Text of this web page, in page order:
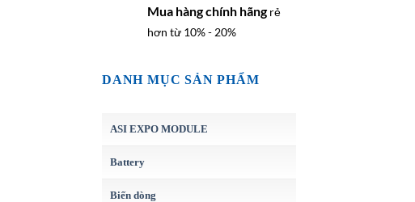
Mua hàng chính hãng rẻ
hơn từ 10% - 20%
DANH MỤC SẢN PHẨM
ASI EXPO MODULE
Battery
Biến dòng